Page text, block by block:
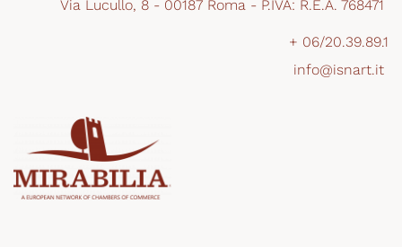
Via Lucullo, 8 - 00187 Roma - P.IVA: R.E.A. 768471
+ 06/20.39.89.1
info@isnart.it